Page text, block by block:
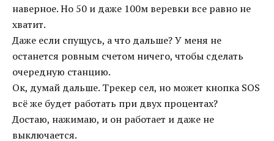
наверное. Но 50 и даже 100м веревки все равно не
хватит.
Даже если спущусь, а что дальше? У меня не
останется ровным счетом ничего, чтобы сделать
очередную станцию.
Ок, думай дальше. Трекер сел, но может кнопка SOS
всё же будет работать при двух процентах?
Достаю, нажимаю, и он работает и даже не
выключается.